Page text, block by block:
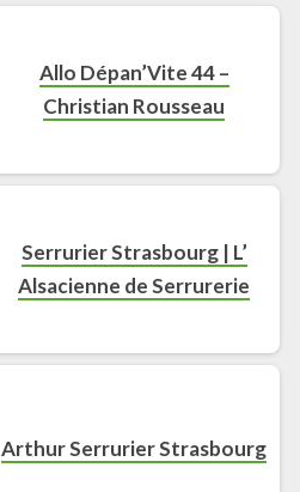
Allo Dépan’Vite 44 –
Christian Rousseau
Serrurier Strasbourg | L’
Alsacienne de Serrurerie
Arthur Serrurier Strasbourg